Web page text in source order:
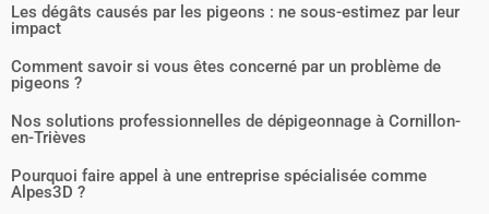
Les dégâts causés par les pigeons : ne sous-estimez par leur
impact
Comment savoir si vous êtes concerné par un problème de
pigeons ?
Nos solutions professionnelles de dépigeonnage à Cornillon-
en-Trièves
Pourquoi faire appel à une entreprise spécialisée comme
Alpes3D ?